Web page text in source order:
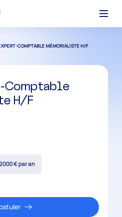
COMPTABLE MÉMORIALISTE H/F
Comptable
H/F
€ par an